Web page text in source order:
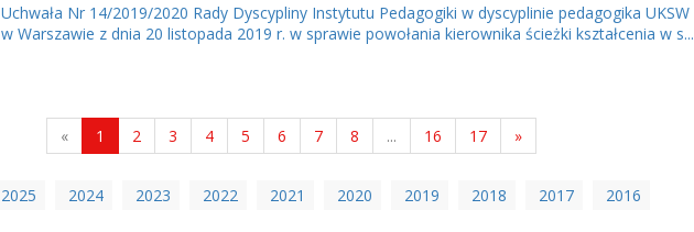
Uchwała Nr 14/2019/2020 Rady Dyscypliny Instytutu Pedagogiki w dyscyplinie pedagogika UKSW
w Warszawie z dnia 20 listopada 2019 r. w sprawie powołania kierownika ścieżki kształcenia w s...
« 1 2 3 4 5 6 7 8 ... 16 17 »
2025 2024 2023 2022 2021 2020 2019 2018 2017 2016